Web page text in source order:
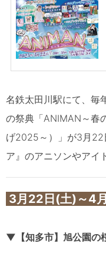
名鉄太田川駅にて、毎
の祭典「ANIMAN～春
げ2025～）」が3月22
ア』のアニソンやアイ
3月22日(土)～4
▼【知多市】旭公園の